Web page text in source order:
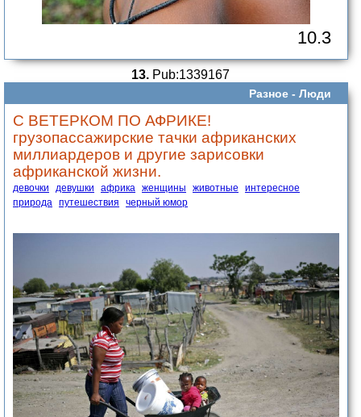
10.3
13. Pub:1339167
Разное - Люди
С ВЕТЕРКОМ ПО АФРИКЕ!
грузопассажирские тачки африканских
миллиардеров и другие зарисовки
африканской жизни.
девочки девушки африка женщины животные
интересное
природа путешествия черный юмор